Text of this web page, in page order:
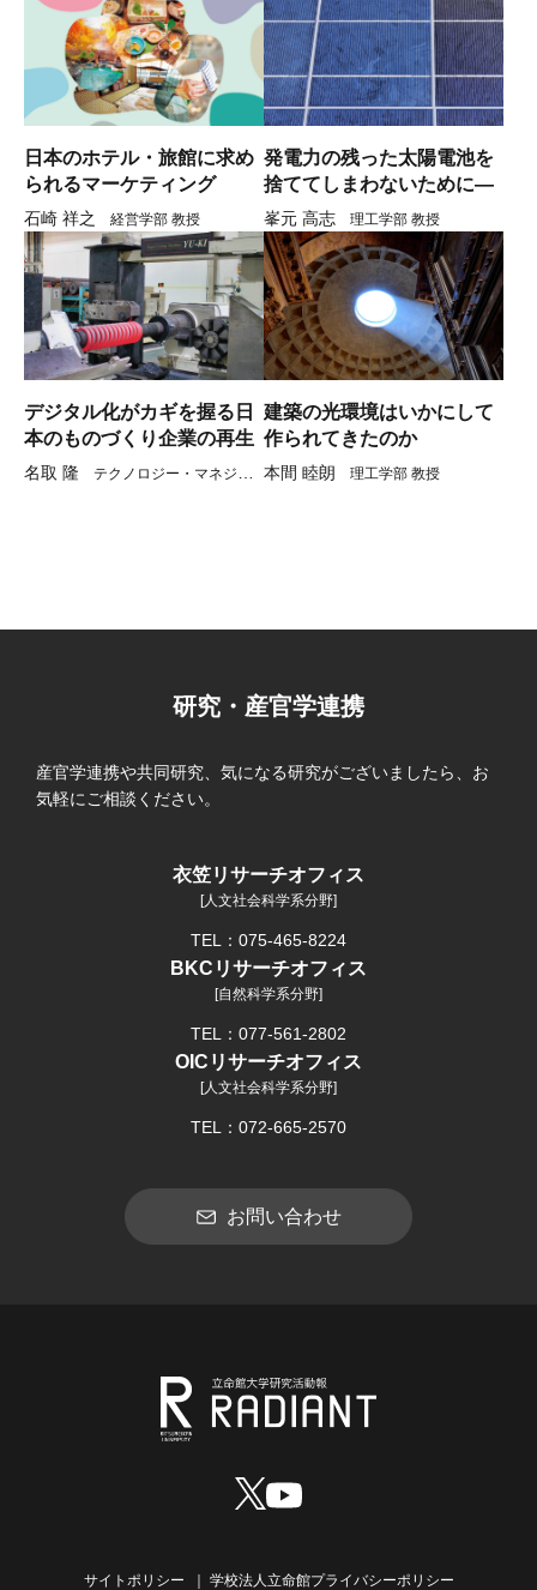
日本のホテル・旅館に求め
られるマーケティング
石崎 祥之 経営学部 教授
発電力の残った太陽電池を
捨ててしまわないために―
峯元 高志 理工学部 教授
デジタル化がカギを握る日
本のものづくり企業の再生
名取 隆
テクノロジー・マネジメ
建築の光環境はいかにして
作られてきたのか
本間 睦朗 理工学部 教授
研究・産官学連携
産官学連携や共同研究、気になる研究がございましたら、お
気軽にご相談ください。
衣笠リサーチオフィス
[人文社会科学系分野]
TEL：075-465-8224
BKCリサーチオフィス
[自然科学系分野]
TEL：077-561-2802
OICリサーチオフィス
[人文社会科学系分野]
TEL：072-665-2570
お問い合わせ
サイトポリシー 学校法人立命館プライバシーポリシー